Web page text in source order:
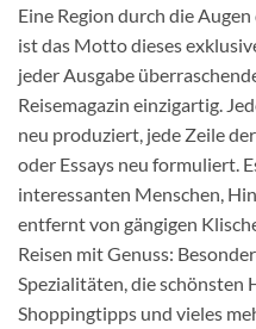
Eine Region durch die
ist das Motto dieses
jeder Ausgabe
Reisemagazin einzigartig.
neu produziert, jede Zeile
oder Essays neu formuliert.
interessanten Menschen,
entfernt von gängigen
Reisen mit Genuss:
Spezialitäten, die schönsten
Shoppingtipps und vieles